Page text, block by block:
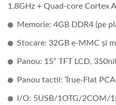
1.8GHz + Quad-core Cortex
Memorie: 4GB DDR4 (pe
Stocare: 32GB e-MMC și
Panou: 15” TFT LCD,
Panou tactil: True-Flat
I/O: 5USB/1OTG/2COM/